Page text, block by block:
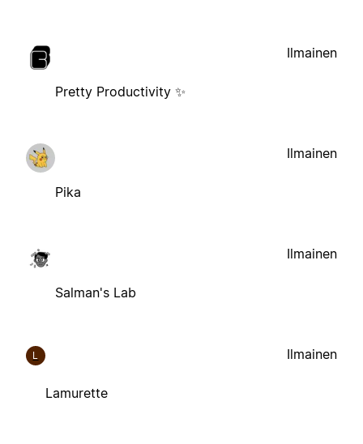
Pretty Productivity ✨
Ilmainen
Pika
Ilmainen
Salman's Lab
Ilmainen
L
Lamurette
Ilmainen